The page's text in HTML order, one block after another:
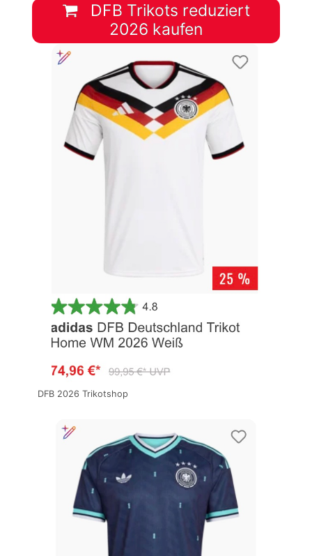
DFB Trikots reduziert
2026 kaufen
DFB 2026 Trikotshop